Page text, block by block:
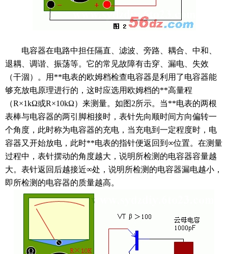
电容器在电路中担任隔直、滤波、旁路、耦合、中和、
退耦、调谐、振荡等。它的常见故障有击穿、漏电、失效
（干涸）。用**电表的欧姆档检查电容器是利用了电容器能
够充放电原理进行的，这时应选用欧姆档的**高量程
（R×1kΩ或R×10kΩ）来测量。如图2所示。当**电表的两根
表棒与电容器的两引脚相接时，表针先向顺时间方向偏转一
个角度，此时称为电容器的充电，当充电到一定程度时，电
容器又开始放电，此时**电表的指针便返回到∞位置。在测量
过程中，表针摆动的角度越大，说明所检测的电容器容量越
大。表针返回后越接近∞处，说明所检测的电容器漏电越小，
即所检测的电容器的质量越高。